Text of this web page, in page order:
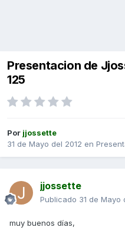
Presentacion de
125
Por jjossette
31 de Mayo del 2012 en
jjossette
Publicado 31 de Mayo
muy buenos días,